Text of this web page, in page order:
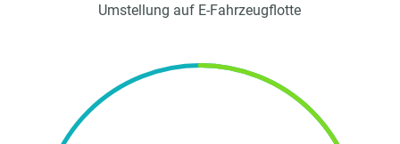
Umstellung auf E-Fahrzeugflotte